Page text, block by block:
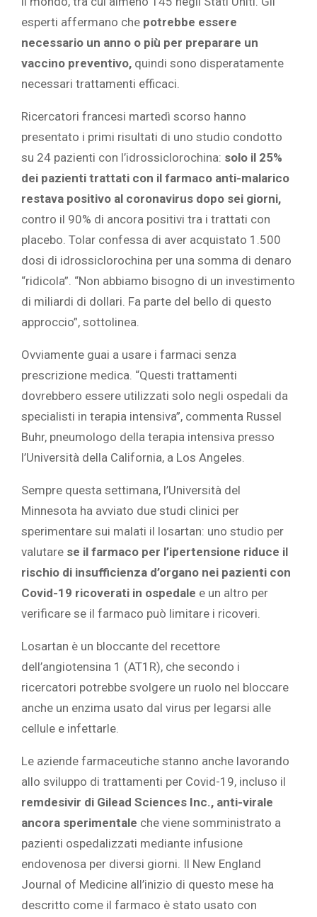
esperti affermano che potrebbe essere
necessario un anno o più per preparare un
vaccino preventivo, quindi sono disperatamente
necessari trattamenti efficaci.
Ricercatori francesi martedì scorso hanno
presentato i primi risultati di uno studio condotto
su 24 pazienti con l’idrossiclorochina: solo il 25%
dei pazienti trattati con il farmaco anti-malarico
restava positivo al coronavirus dopo sei giorni,
contro il 90% di ancora positivi tra i trattati con
placebo. Tolar confessa di aver acquistato 1.500
dosi di idrossiclorochina per una somma di denaro
“ridicola”. “Non abbiamo bisogno di un investimento
di miliardi di dollari. Fa parte del bello di questo
approccio”, sottolinea.
Ovviamente guai a usare i farmaci senza
prescrizione medica. “Questi trattamenti
dovrebbero essere utilizzati solo negli ospedali da
specialisti in terapia intensiva”, commenta Russel
Buhr, pneumologo della terapia intensiva presso
l’Università della California, a Los Angeles.
Sempre questa settimana, l’Università del
Minnesota ha avviato due studi clinici per
sperimentare sui malati il losartan: uno studio per
valutare se il farmaco per l’ipertensione riduce il
rischio di insufficienza d’organo nei pazienti con
Covid-19 ricoverati in ospedale e un altro per
verificare se il farmaco può limitare i ricoveri.
Losartan è un bloccante del recettore
dell’angiotensina 1 (AT1R), che secondo i
ricercatori potrebbe svolgere un ruolo nel bloccare
anche un enzima usato dal virus per legarsi alle
cellule e infettarle.
Le aziende farmaceutiche stanno anche lavorando
allo sviluppo di trattamenti per Covid-19, incluso il
remdesivir di Gilead Sciences Inc., anti-virale
ancora sperimentale che viene somministrato a
pazienti ospedalizzati mediante infusione
endovenosa per diversi giorni. Il New England
Journal of Medicine all’inizio di questo mese ha
descritto come il farmaco è stato usato con